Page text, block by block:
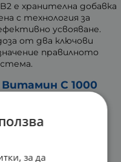
е хранителна добавка
с технология за
усвояване.
от два ключови
правилното
C 1000
функция.
за защита срещу
чувството за
за да